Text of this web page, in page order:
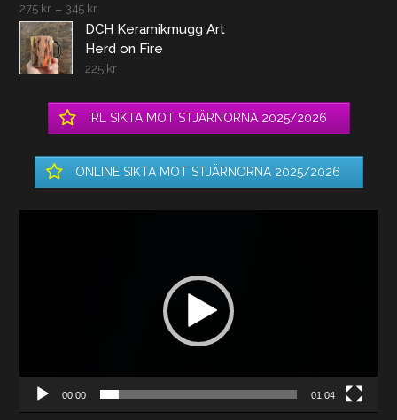
275 kr – 345 kr
DCH Keramikmugg Art
Herd on Fire
225 kr
IRL SIKTA MOT STJÄRNORNA 2025/2026
ONLINE SIKTA MOT STJÄRNORNA 2025/2026
00:00 01:04